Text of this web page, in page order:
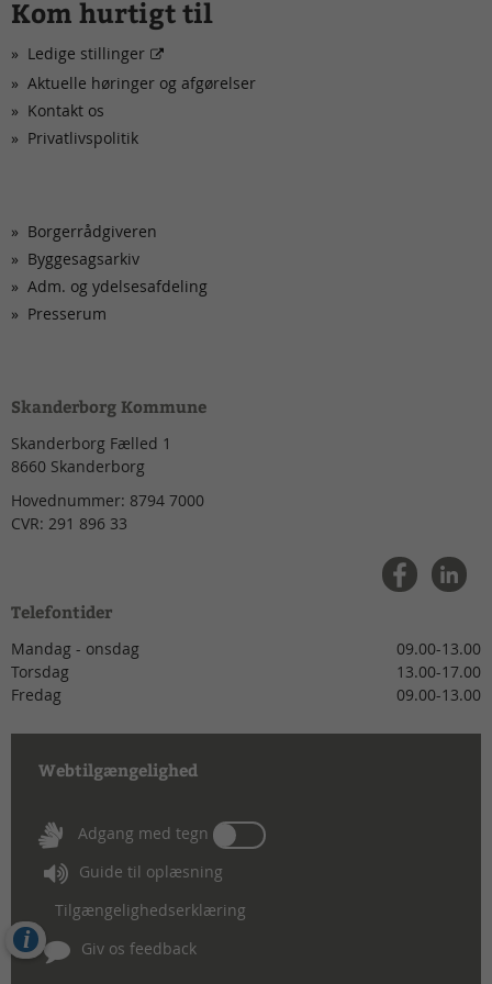
Kom hurtigt til
Ledige stillinger
Aktuelle høringer og afgørelser
Kontakt os
Privatlivspolitik
Borgerrådgiveren
Byggesagsarkiv
Adm. og ydelsesafdeling
Presserum
Skanderborg Kommune
Skanderborg Fælled 1
8660 Skanderborg
Hovednummer: 8794 7000
CVR: 291 896 33
Telefontider
Mandag - onsdag
09.00-13.00
Torsdag
13.00-17.00
Fredag
09.00-13.00
Webtilgængelighed
Adgang med tegn Tænd
eller
sluk
for
Adgang
Guide til oplæsning
Tilgængelighedserklæring
Giv os feedback
Cookies